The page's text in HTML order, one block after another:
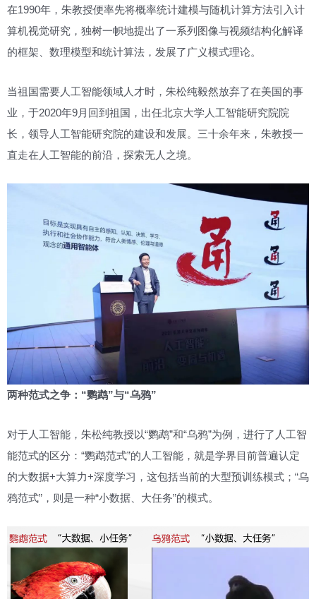
在1990年，朱教授便率先将概率统计建模与随机计算方法引入计
算机视觉研究，独树一帜地提出了一系列图像与视频结构化解译
的框架、数理模型和统计算法，发展了广义模式理论。
当祖国需要人工智能领域人才时，朱松纯毅然放弃了在美国的事
业，于2020年9月回到祖国，出任北京大学人工智能研究院院
长，领导人工智能研究院的建设和发展。三十余年来，朱教授一
直走在人工智能的前沿，探索无人之境。
两种范式之争：“鹦鹉”与“乌鸦”
对于人工智能，朱松纯教授以“鹦鹉”和“乌鸦”为例，进行了人工智
能范式的区分：“鹦鹉范式”的人工智能，就是学界目前普遍认定
的大数据+大算力+深度学习，这包括当前的大型预训练模式；“乌
鸦范式”，则是一种“小数据、大任务”的模式。